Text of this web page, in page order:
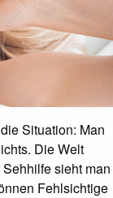
Situation: Man
Die Welt
sieht man
Fehlsichtige